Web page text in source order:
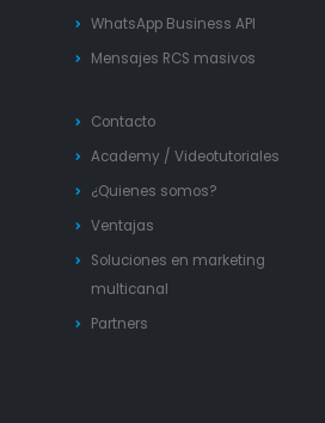
WhatsApp Business API
Mensajes RCS masivos
Contacto
Academy / Videotutoriales
¿Quienes somos?
Ventajas
Soluciones en marketing
multicanal
Partners